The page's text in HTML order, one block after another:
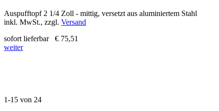
Auspufftopf 2 1/4 Zoll - mittig, versetzt aus aluminiertem Stahl
inkl. MwSt., zzgl. Versand
sofort lieferbar
€ 75,51
weiter
1-15 von 24